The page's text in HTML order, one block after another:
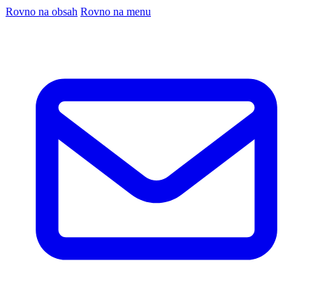
Rovno na obsah Rovno na menu